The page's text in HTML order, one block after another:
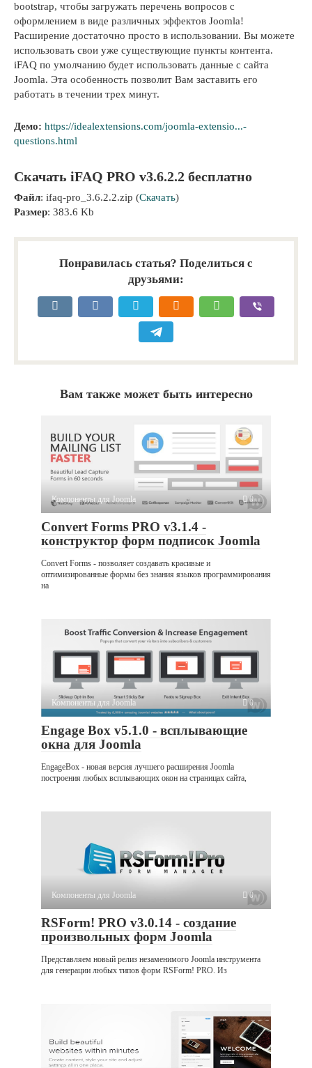
bootstrap, чтобы загружать перечень вопросов с
оформлением в виде различных эффектов Joomla!
Расширение достаточно просто в использовании. Вы можете
использовать свои уже существующие пункты контента.
iFAQ по умолчанию будет использовать данные с сайта
Joomla. Эта особенность позволит Вам заставить его
работать в течении трех минут.
Демо: https://idealextensions.com/joomla-extensio...-
questions.html
Скачать iFAQ PRO v3.6.2.2 бесплатно
Файл: ifaq-pro_3.6.2.2.zip (Скачать)
Размер: 383.6 Kb
Понравилась статья? Поделиться с
друзьями:
Вам также может быть интересно
Компоненты для Joomla 0
Convert Forms PRO v3.1.4 -
конструктор форм подписок Joomla
Convert Forms - позволяет создавать красивые и
оптимизированные формы без знания языков программирования
на
Компоненты для Joomla 0
Engage Box v5.1.0 - всплывающие
окна для Joomla
EngageBox - новая версия лучшего расширения Joomla
построения любых всплывающих окон на страницах сайта,
Компоненты для Joomla 0
RSForm! PRO v3.0.14 - создание
произвольных форм Joomla
Представляем новый релиз незаменимого Joomla инструмента
для генерации любых типов форм RSForm! PRO. Из